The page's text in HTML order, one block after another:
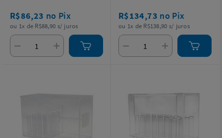
R$86,23 no Pix
ou 1x de R$88,90 s/ juros
R$134,73 no Pix
ou 1x de R$138,90 s/ juros